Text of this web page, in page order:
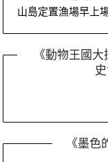
山島定置漁場早上
《動物王國
《墨